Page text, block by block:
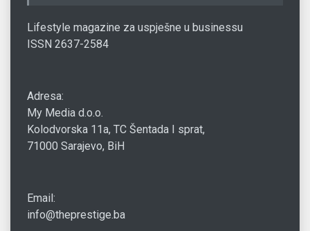
Lifestyle magazine za uspješne u businessu
ISSN 2637-2584
Adresa:
My Media d.o.o.
Kolodvorska 11a, TC Šentada I sprat,
71000 Sarajevo, BiH
Email:
info@theprestige.ba